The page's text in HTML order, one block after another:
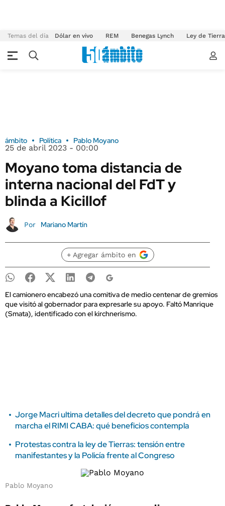
Temas del día Dólar en vivo REM Benegas Lynch Ley de
ámbito Política Pablo Moyano
25 de abril 2023 - 00:00
Moyano toma distancia de
interna nacional del FdT y
blinda a Kicillof
Por Mariano Martín
+ Agregar ámbito en
El camionero encabezó una comitiva de medio centenar de gremios
que visitó al gobernador para expresarle su apoyo. Faltó Manrique
(Smata), identificado con el kirchnerismo.
Jorge Macri ultima detalles del decreto que pondrá en
marcha el RIMI CABA: qué beneficios contempla
Protestas contra la ley de Tierras: tensión entre
manifestantes y la Policía frente al Congreso
Pablo Moyano